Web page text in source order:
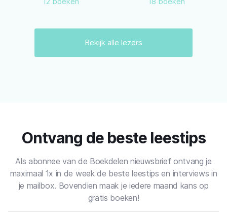
Bekijk alle lezers
Ontvang de beste leestips
Als abonnee van de Boekdelen nieuwsbrief ontvang je
maximaal 1x in de week de beste leestips en interviews in
je mailbox. Bovendien maak je iedere maand kans op
gratis boeken!